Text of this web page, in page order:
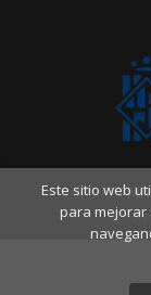
2026 ©
Este sitio web
para mejorar